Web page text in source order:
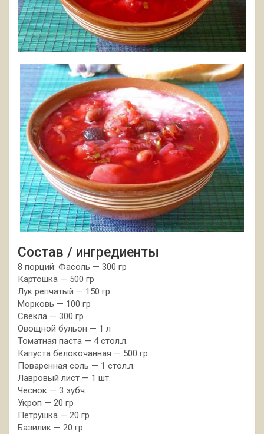
Состав / ингредиенты
8 порций: Фасоль — 300 гр
Картошка — 500 гр
Лук репчатый — 150 гр
Морковь — 100 гр
Свекла — 300 гр
Овощной бульон — 1 л
Томатная паста — 4 стол.л.
Капуста белокочанная — 500 гр
Поваренная соль — 1 стол.л.
Лавровый лист — 1 шт.
Чеснок — 3 зубч.
Укроп — 20 гр
Петрушка — 20 гр
Базилик — 20 гр